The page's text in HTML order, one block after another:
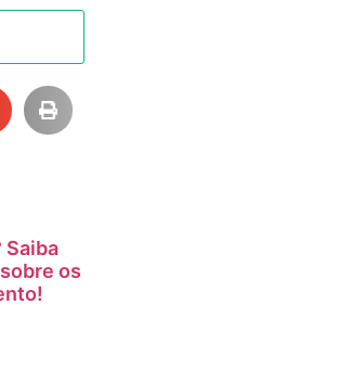
Saiba
os